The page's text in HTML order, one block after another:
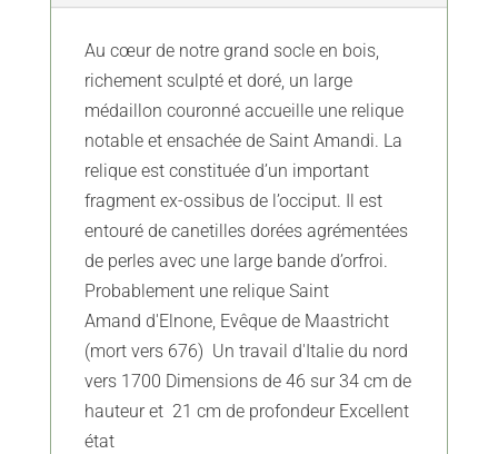
XVIIIe
Au cœur de notre grand socle en bois,
richement sculpté et doré, un large
médaillon couronné accueille une relique
notable et ensachée de Saint Amandi. La
relique est constituée d’un important
fragment ex-ossibus de l’occiput. Il est
entouré de canetilles dorées agrémentées
de perles avec une large bande d’orfroi.
Probablement une relique Saint
Amand d'Elnone, Evêque de Maastricht
(mort vers 676) Un travail d'Italie du nord
vers 1700 Dimensions de 46 sur 34 cm de
hauteur et 21 cm de profondeur Excellent
état